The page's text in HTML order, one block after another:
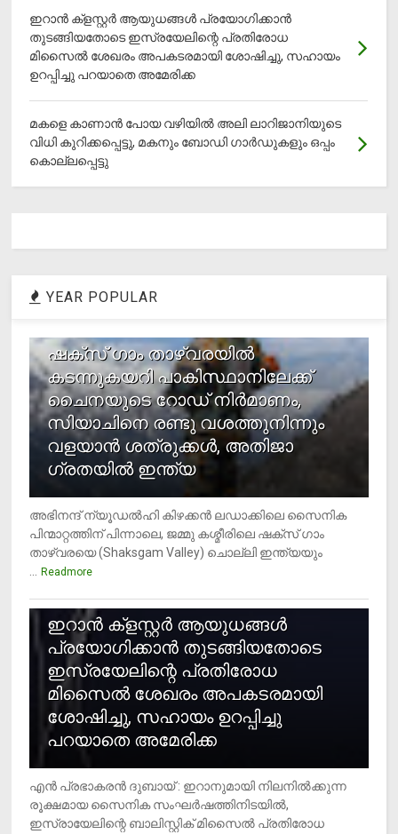
ഇറാന്‍ ക്‌ളസ്റ്റര്‍ ആയുധങ്ങള്‍ പ്രയോഗിക്കാന്‍
തുടങ്ങിയതോടെ ഇസ്രയേലിന്റെ പ്രതിരോധ
മിസൈല്‍ ശേഖരം അപകടരമായി ശോഷിച്ചു, സഹായം
ഉറപ്പിച്ചു പറയാതെ അമേരിക്ക
മകളെ കാണാന്‍ പോയ വഴിയില്‍ അലി ലാറിജാനിയുടെ
വിധി കുറിക്കപ്പെട്ടു, മകനും ബോഡി ഗാര്‍ഡുകളും ഒപ്പം
കൊല്ലപ്പെട്ടു
YEAR POPULAR
ഷക്സ് ​ഗാം താഴ്‌വരയിൽ
കടന്നുകയറി പാകിസ്ഥാനിലേക്ക്
ചൈനയുടെ റോഡ് നിർമാണം,
സിയാചിനെ രണ്ടു വശത്തുനിന്നും
വളയാൻ ശത്രുക്കൾ, അതിജാ​
ഗ്രതയിൽ ഇന്ത്യ
അഭിനന്ദ് ന്യൂഡൽഹി കിഴക്കൻ ലഡാക്കിലെ സൈനിക
പിന്മാറ്റത്തിന് പിന്നാലെ, ജമ്മു കശ്മീരിലെ ഷക്സ് ​ഗാം
താഴ്‌വരയെ (Shaksgam Valley) ചൊല്ലി ഇന്ത്യയും
... Readmore
ഇറാന്‍ ക്‌ളസ്റ്റര്‍ ആയുധങ്ങള്‍
പ്രയോഗിക്കാന്‍ തുടങ്ങിയതോടെ
ഇസ്രയേലിന്റെ പ്രതിരോധ
മിസൈല്‍ ശേഖരം അപകടരമായി
ശോഷിച്ചു, സഹായം ഉറപ്പിച്ചു
പറയാതെ അമേരിക്ക
എന്‍ പ്രഭാകരന്‍ ദുബായ് : ഇറാനുമായി നിലനില്‍ക്കുന്ന
രൂക്ഷമായ സൈനിക സംഘര്‍ഷത്തിനിടയില്‍,
ഇസ്രായേലിന്റെ ബാലിസ്റ്റിക് മിസൈല്‍ പ്രതിരോധ